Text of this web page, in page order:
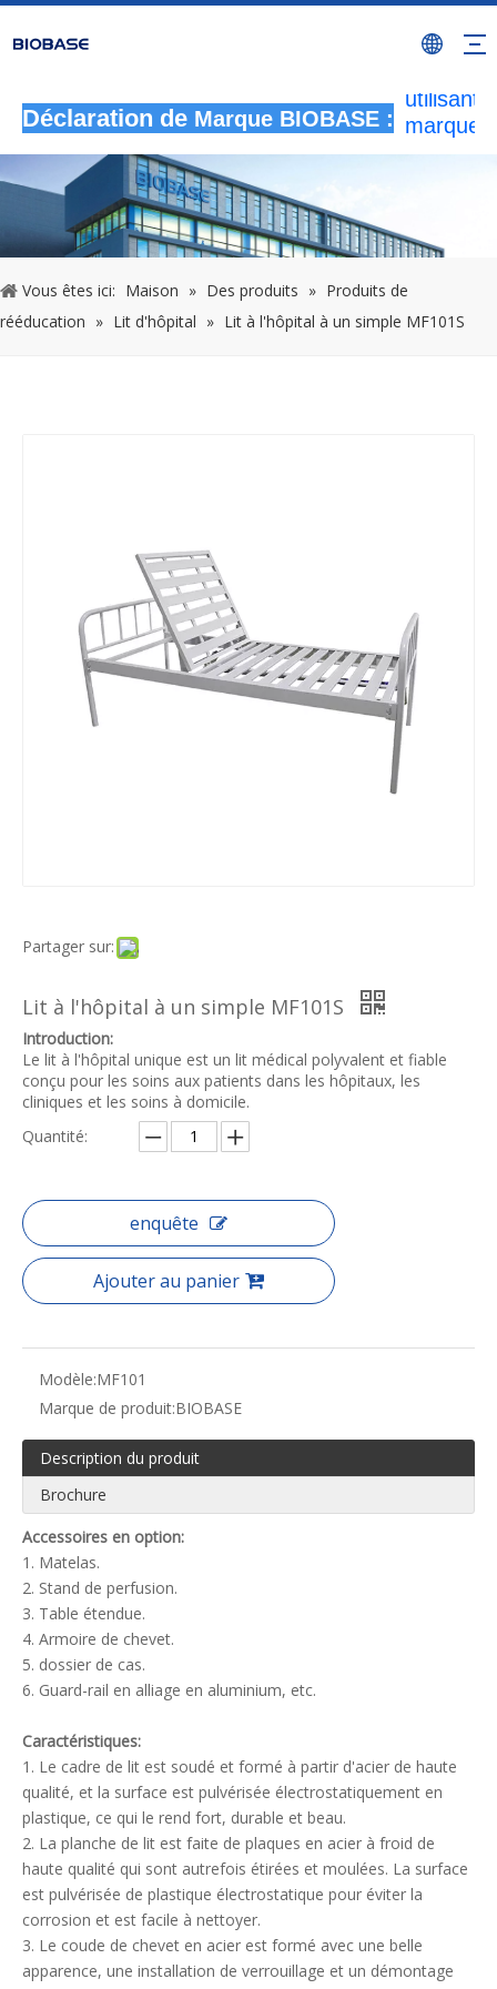
Déclaration de Marque BIOBASE :
Toutes
activités
utilisant
marque
légale.
Vous êtes ici: Maison » Des produits » Produits de
rééducation » Lit d'hôpital » Lit à l'hôpital à un simple MF101S
Partager sur:
Lit à l'hôpital à un simple MF101S
Introduction:
Le lit à l'hôpital unique est un lit médical polyvalent et fiable
conçu pour les soins aux patients dans les hôpitaux, les
cliniques et les soins à domicile.
Quantité:
enquête
Ajouter au panier
Modèle:MF101
Marque de produit:BIOBASE
Description du produit
Brochure
Accessoires en option:
1. Matelas.
2. Stand de perfusion.
3. Table étendue.
4. Armoire de chevet.
5. dossier de cas.
6. Guard-rail en alliage en aluminium, etc.
Caractéristiques:
1. Le cadre de lit est soudé et formé à partir d'acier de haute
qualité, et la surface est pulvérisée électrostatiquement en
plastique, ce qui le rend fort, durable et beau.
2. La planche de lit est faite de plaques en acier à froid de
haute qualité qui sont autrefois étirées et moulées. La surface
est pulvérisée de plastique électrostatique pour éviter la
corrosion et est facile à nettoyer.
3. Le coude de chevet en acier est formé avec une belle
apparence, une installation de verrouillage et un démontage